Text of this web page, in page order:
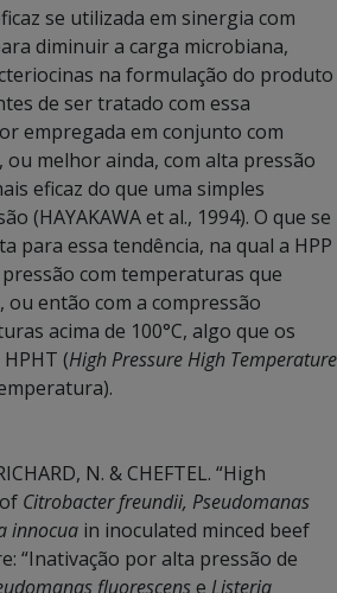
se utilizada em sinergia com
diminuir a carga microbiana,
na formulação do produto
de ser tratado com essa
empregada em conjunto com
melhor ainda, com alta pressão
eficaz do que uma simples
(HAYAKAWA et al., 1994). O que se
para essa tendência, na qual a HPP
com temperaturas que
ou então com a compressão
acima de 100°C, algo que os
(High Pressure High Temperature
N. & CHEFTEL. “High
Citrobacter freundii, Pseudomanas
innocua in inoculated minced beef
“Inativação por alta pressão de
fluorescense Listeria